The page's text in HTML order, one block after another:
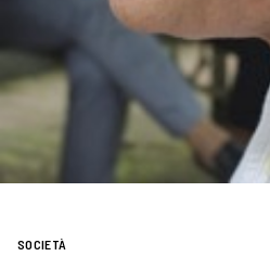
SOCIETÀ